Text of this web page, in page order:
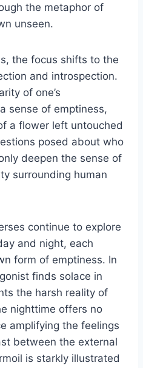
the metaphor of
unseen.
the focus shifts to the
and introspection.
of one’s
sense of emptiness,
a flower left untouched
posed about who
deepen the sense of
surrounding human
continue to explore
and night, each
form of emptiness. In
finds solace in
the harsh reality of
nighttime offers no
amplifying the feelings
between the external
is starkly illustrated